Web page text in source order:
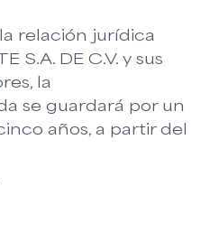
relación jurídica
S.A. DE C.V. y sus
la
se guardará por un
años, a partir del